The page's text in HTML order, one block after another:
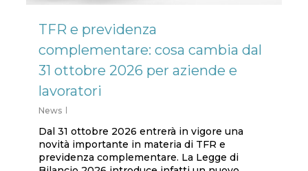
TFR e previdenza
complementare: cosa cambia dal
31 ottobre 2026 per aziende e
lavoratori
News
Dal 31 ottobre 2026 entrerà in vigore una
novità importante in materia di TFR e
previdenza complementare. La Legge di